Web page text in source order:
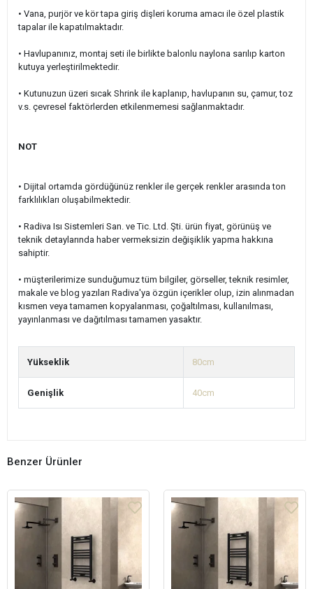
• Vana, purjör ve kör tapa giriş dişleri koruma amacı ile özel plastik
tapalar ile kapatılmaktadır.
• Havlupanınız, montaj seti ile birlikte balonlu naylona sarılıp karton
kutuya yerleştirilmektedir.
• Kutunuzun üzeri sıcak Shrink ile kaplanıp, havlupanın su, çamur, toz
v.s. çevresel faktörlerden etkilenmemesi sağlanmaktadır.
NOT
• Dijital ortamda gördüğünüz renkler ile gerçek renkler arasında ton
farklılıkları oluşabilmektedir.
• Radiva Isı Sistemleri San. ve Tic. Ltd. Şti. ürün fiyat, görünüş ve
teknik detaylarında haber vermeksizin değişiklik yapma hakkına
sahiptir.
• müşterilerimize sunduğumuz tüm bilgiler, görseller, teknik resimler,
makale ve blog yazıları Radiva'ya özgün içerikler olup, izin alınmadan
kısmen veya tamamen kopyalanması, çoğaltılması, kullanılması,
yayınlanması ve dağıtılması tamamen yasaktır.
Yükseklik 80cm
Genişlik 40cm
Benzer Ürünler